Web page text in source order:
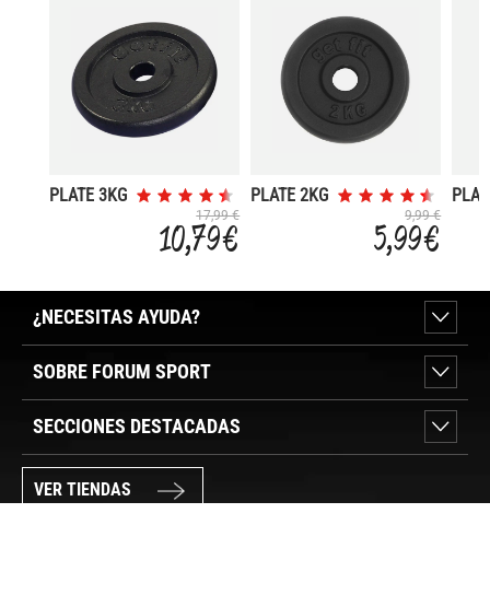
PLATE 3KG
17,99 €
10,79 €
PLATE 2KG
9,99 €
5,99 €
¿NECESITAS AYUDA?
SOBRE FORUM SPORT
SECCIONES DESTACADAS
VER TIENDAS